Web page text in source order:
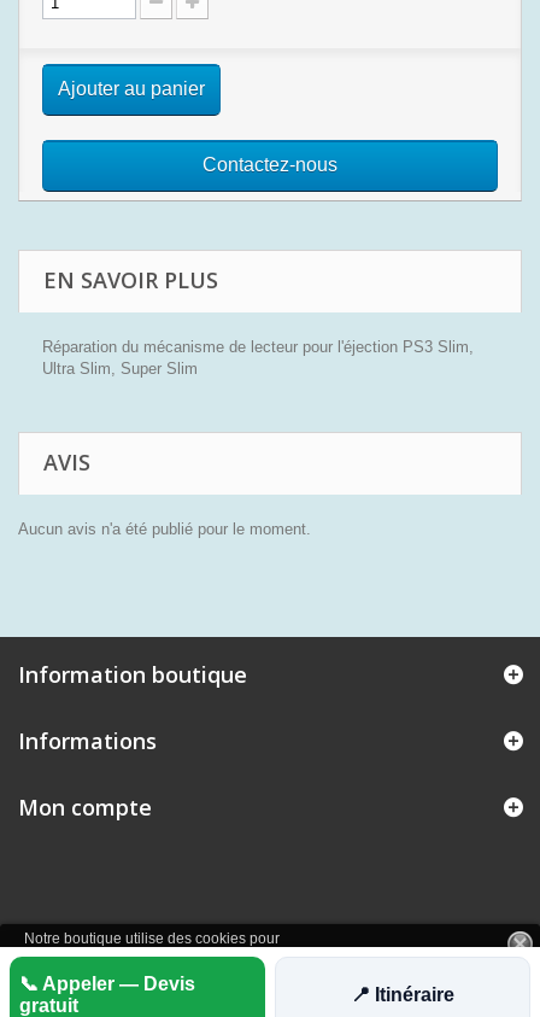
Notre boutique utilise des cookies pour
améliorer l'expérience utilisateur et nous
vous recommandons d'accepter leur
utilisation pour profiter pleinement de votre
J'accepte
d'informations
Ajouter au panier
Contactez-nous
EN SAVOIR PLUS
Réparation du mécanisme de lecteur pour l'éjection PS3 Slim,
Ultra Slim, Super Slim
AVIS
Aucun avis n'a été publié pour le moment.
Information boutique
Informations
Mon compte
📞 Appeler — Devis
gratuit
📍 Itinéraire